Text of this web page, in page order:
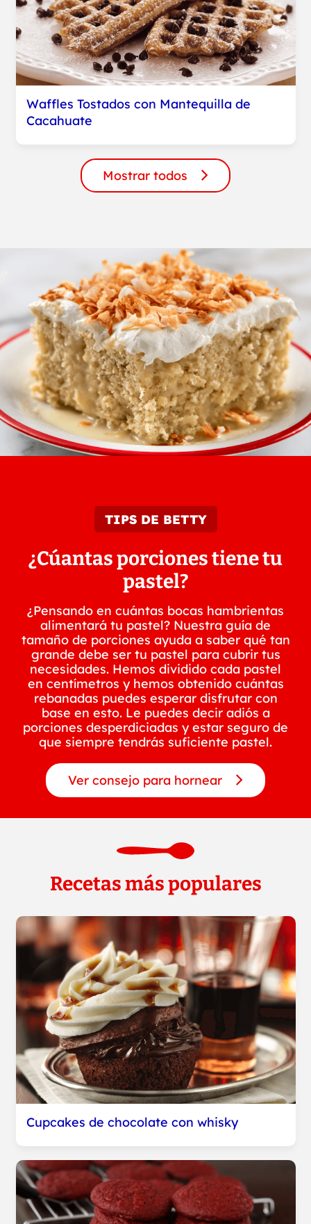
Waffles Tostados con Mantequilla de
Cacahuate
Mostrar todos
TIPS DE BETTY
¿Cúantas porciones tiene tu
pastel?
¿Pensando en cuántas bocas hambrientas
alimentará tu pastel? Nuestra guía de
tamaño de porciones ayuda a saber qué tan
grande debe ser tu pastel para cubrir tus
necesidades. Hemos dividido cada pastel
en centímetros y hemos obtenido cuántas
rebanadas puedes esperar disfrutar con
base en esto. Le puedes decir adiós a
porciones desperdiciadas y estar seguro de
que siempre tendrás suficiente pastel.
Ver consejo para hornear
Recetas más populares
Cupcakes de chocolate con whisky